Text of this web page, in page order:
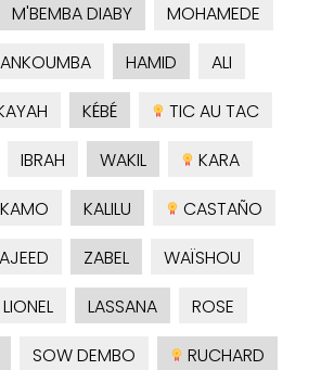
M'BEMBA DIABY
MOHAMEDE
HAMID
ALI
KÉBÉ
TIC AU TAC
IBRAH WAKIL
KARA
KAMO KALILU
CASTAÑO
ZABEL
WAÏSHOU
LIONEL LASSANA
ROSE
SOW DEMBO
RUCHARD